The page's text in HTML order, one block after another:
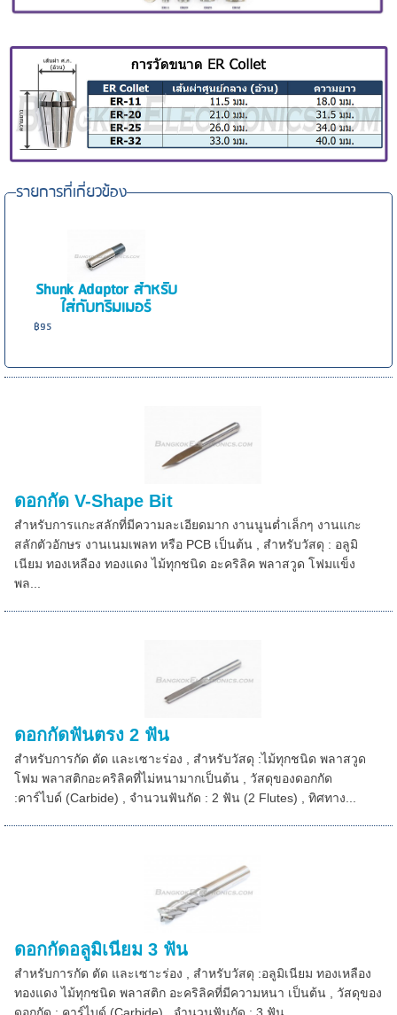
รายการที่เกี่ยวข้อง
Shunk Adaptor สำหรับ
ใส่กับทริมเมอร์
฿95
ดอกกัด V-Shape Bit
สำหรับการแกะสลักที่มีความละเอียดมาก งานนูนต่ำเล็กๆ งานแกะ
สลักตัวอักษร งานเนมเพลท หรือ PCB เป็นต้น , สำหรับวัสดุ : อลูมิ
เนียม ทองเหลือง ทองแดง ไม้ทุกชนิด อะคริลิค พลาสวูด โฟมแข็ง
พล...
ดอกกัดฟันตรง 2 ฟัน
สำหรับการกัด ตัด และเซาะร่อง , สำหรับวัสดุ :ไม้ทุกชนิด พลาสวูด
โฟม พลาสติกอะคริลิคที่ไม่หนามากเป็นต้น , วัสดุของดอกกัด
:คาร์ไบด์ (Carbide) , จำนวนฟันกัด : 2 ฟัน (2 Flutes) , ทิศทาง...
ดอกกัดอลูมิเนียม 3 ฟัน
สำหรับการกัด ตัด และเซาะร่อง , สำหรับวัสดุ :อลูมิเนียม ทองเหลือง
ทองแดง ไม้ทุกชนิด พลาสติก อะคริลิคที่มีความหนา เป็นต้น , วัสดุของ